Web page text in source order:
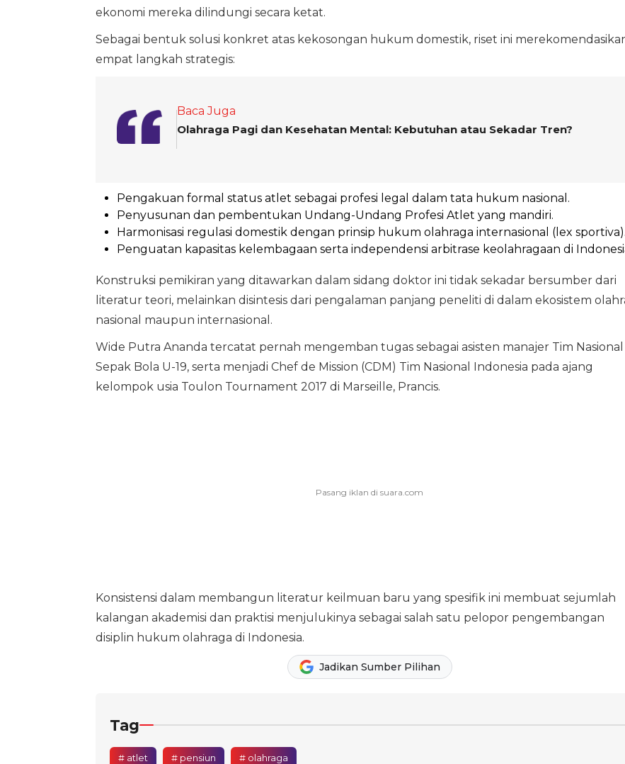
ekonomi mereka dilindungi secara ketat.
Sebagai bentuk solusi konkret atas kekosongan hukum domestik, riset ini
empat langkah strategis:
Baca Juga
Olahraga Pagi dan Kesehatan Mental: Kebutuhan atau Sekadar Tren?
Pengakuan formal status atlet sebagai profesi legal dalam tata hukum nasional.
Penyusunan dan pembentukan Undang-Undang Profesi Atlet yang mandiri.
Harmonisasi regulasi domestik dengan prinsip hukum olahraga internasional (lex sportiva).
Penguatan kapasitas kelembagaan serta independensi arbitrase keolahragaan di
Konstruksi pemikiran yang ditawarkan dalam sidang doktor ini tidak sekadar bersumber dari
literatur teori, melainkan disintesis dari pengalaman panjang peneliti di dalam ekosistem
nasional maupun internasional.
Wide Putra Ananda tercatat pernah mengemban tugas sebagai asisten manajer Tim Nasional
Sepak Bola U-19, serta menjadi Chef de Mission (CDM) Tim Nasional Indonesia pada ajang
kelompok usia Toulon Tournament 2017 di Marseille, Prancis.
Konsistensi dalam membangun literatur keilmuan baru yang spesifik ini membuat sejumlah
kalangan akademisi dan praktisi menjulukinya sebagai salah satu pelopor pengembangan
disiplin hukum olahraga di Indonesia.
Jadikan Sumber Pilihan
Tag
# atlet # pensiun # olahraga